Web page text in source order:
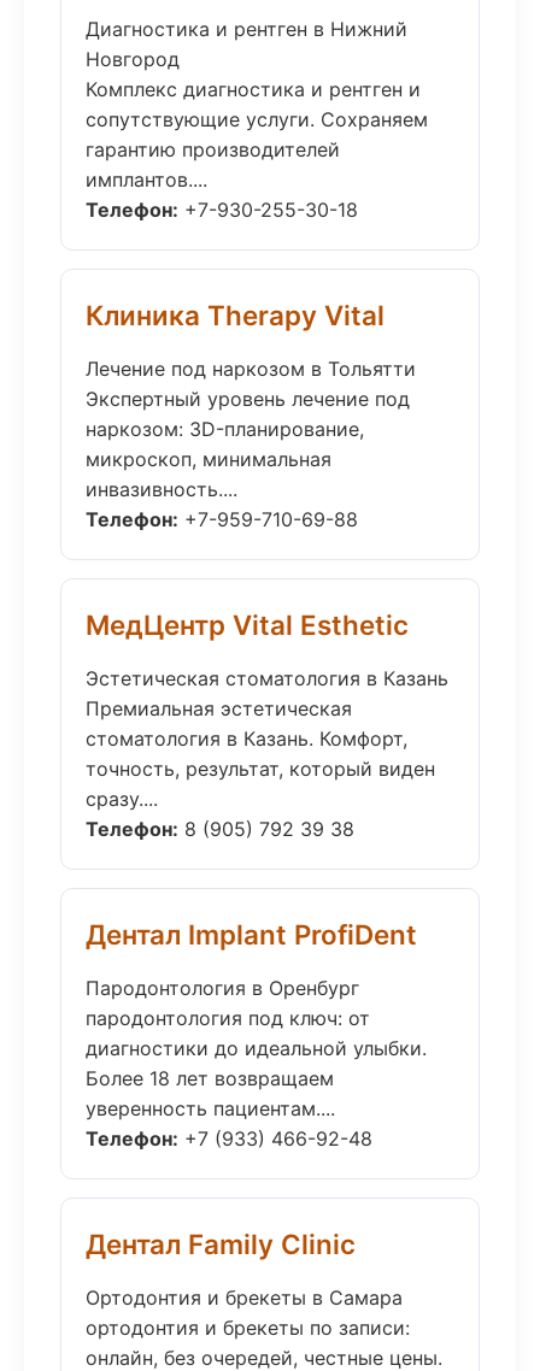
Диагностика и рентген в Нижний
Новгород
Комплекс диагностика и рентген и
сопутствующие услуги. Сохраняем
гарантию производителей
имплантов....
Телефон: +7-930-255-30-18
Клиника Therapy Vital
Лечение под наркозом в Тольятти
Экспертный уровень лечение под
наркозом: 3D-планирование,
микроскоп, минимальная
инвазивность....
Телефон: +7-959-710-69-88
МедЦентр Vital Esthetic
Эстетическая стоматология в Казань
Премиальная эстетическая
стоматология в Казань. Комфорт,
точность, результат, который виден
сразу....
Телефон: 8 (905) 792 39 38
Дентал Implant ProfiDent
Пародонтология в Оренбург
пародонтология под ключ: от
диагностики до идеальной улыбки.
Более 18 лет возвращаем
уверенность пациентам....
Телефон: +7 (933) 466-92-48
Дентал Family Clinic
Ортодонтия и брекеты в Самара
ортодонтия и брекеты по записи:
онлайн, без очередей, честные цены.